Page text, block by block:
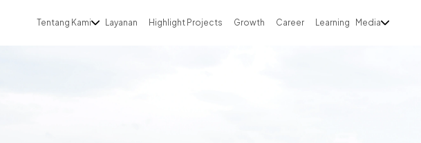
Tentang Kami Layanan Highlight Projects Growth Career Learning Media